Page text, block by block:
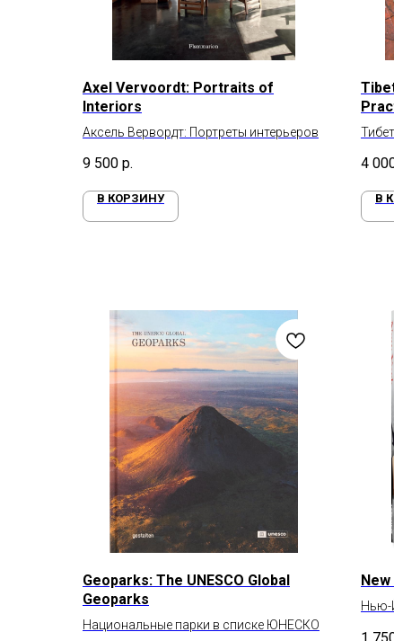
Axel Vervoordt: Portraits of
Interiors
Аксель Вервордт: Портреты интерьеров
9 500 р.
В КОРЗИНУ
4
В
Geoparks: The UNESCO Global
Geoparks
Национальные парки в списке ЮНЕСКО
Нью-
1